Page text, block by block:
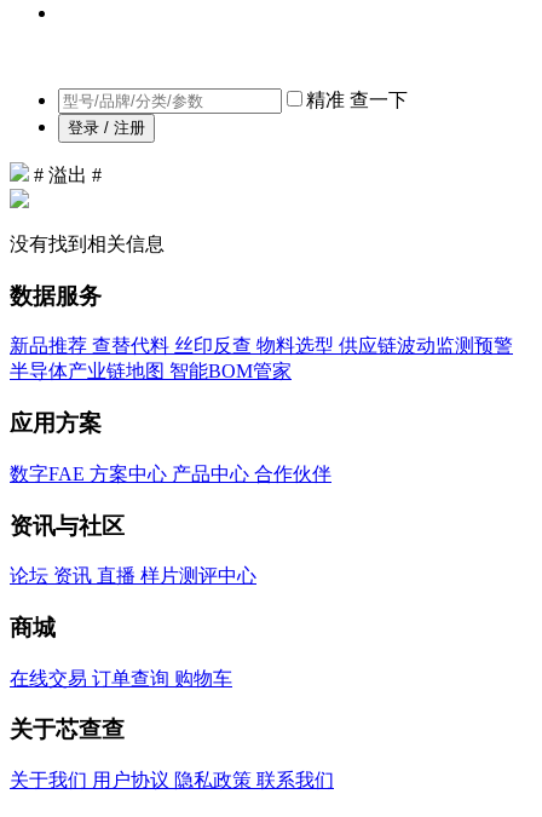
精准 查一下
登录 / 注册
# 溢出 #
没有找到相关信息
数据服务
新品推荐 查替代料 丝印反查 物料选型 供应链波动监测预警
半导体产业链地图 智能BOM管家
应用方案
数字FAE 方案中心 产品中心 合作伙伴
资讯与社区
论坛 资讯 直播 样片测评中心
商城
在线交易 订单查询 购物车
关于芯查查
关于我们 用户协议 隐私政策 联系我们